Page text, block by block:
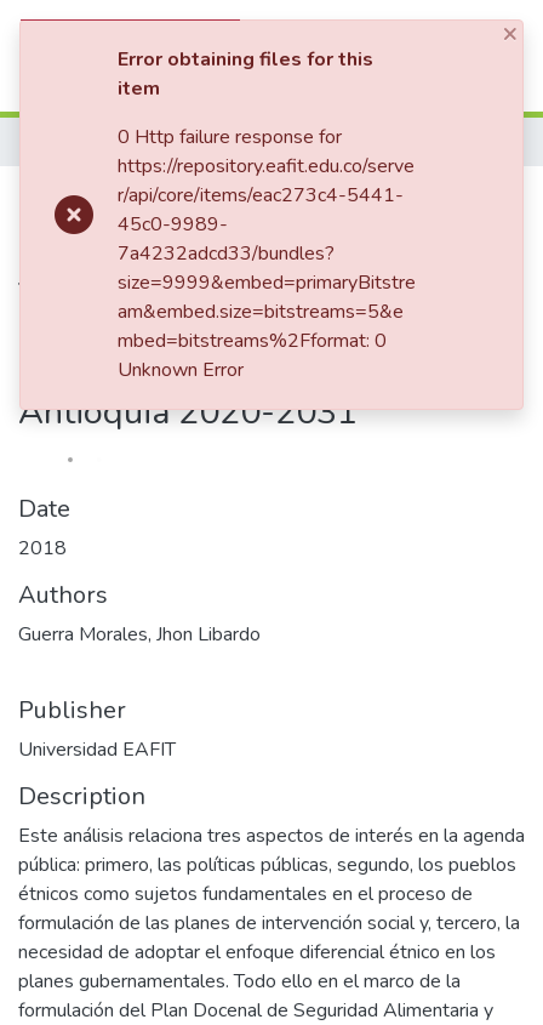
Communities & Collections
All of DSpace
Statistics
Publication:El enfoque
diferencial étnico en la
formulación del plan docenal de
seguridad alimentaria y
nutricional del departamento de
Antioquia 2020-2031
Date
2018
Authors
Guerra Morales, Jhon Libardo
Publisher
Universidad EAFIT
Description
Este análisis relaciona tres aspectos de interés en la agenda
pública: primero, las políticas públicas, segundo, los pueblos
étnicos como sujetos fundamentales en el proceso de
formulación de las planes de intervención social y, tercero, la
necesidad de adoptar el enfoque diferencial étnico en los
planes gubernamentales. Todo ello en el marco de la
formulación del Plan Docenal de Seguridad Alimentaria y
×
Error obtaining files for this
item
0 Http failure response for
https://repository.eafit.edu.co/serve
r/api/core/items/eac273c4-5441-
45c0-9989-
7a4232adcd33/bundles?
size=9999&embed=primaryBitstre
am&embed.size=bitstreams=5&e
mbed=bitstreams%2Fformat: 0
Unknown Error